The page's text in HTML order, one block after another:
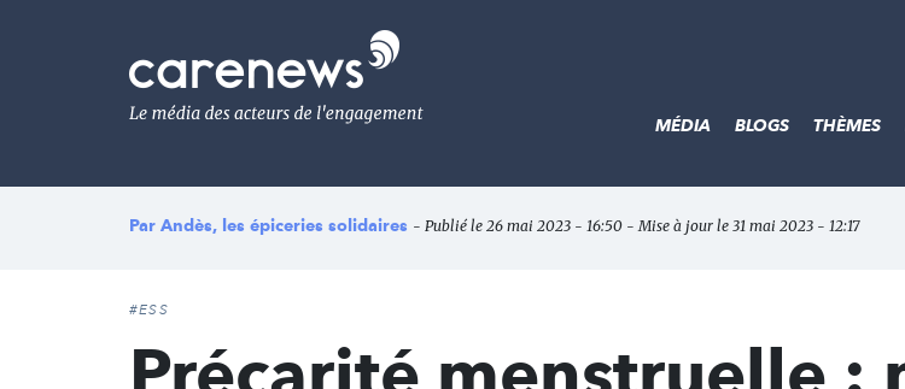
Le
média
de
l'engagement
MÉDIA BLOGS THÈMES
Par Andès, les épiceries solidaires - Publié le 26 mai 2023 - 16:50 - Mise à jour le 31 mai 2023 - 12:17
#ESS